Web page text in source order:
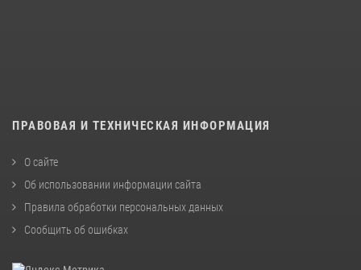
ПРАВОВАЯ И ТЕХНИЧЕСКАЯ ИНФОРМАЦИЯ
О сайте
Об использовании информации сайта
Правила обработки персональных данных
Сообщить об ошибках